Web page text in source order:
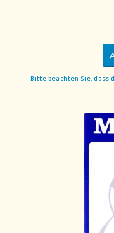
Bitte beachten Sie, dass